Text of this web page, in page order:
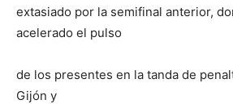
extasiado por la semifinal anterior,
acelerado el pulso
de los presentes en la tanda de
Gijón y